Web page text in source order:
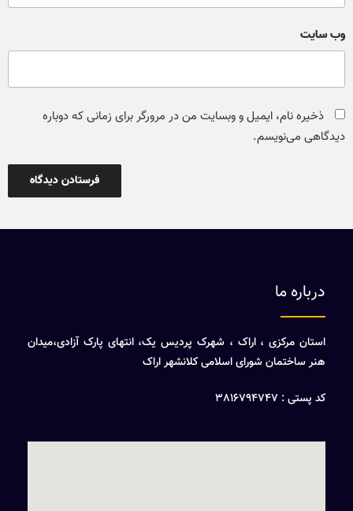
وب‌ سایت
ذخیره نام، ایمیل و وبسایت من در مرورگر برای زمانی که دوباره
دیدگاهی می‌نویسم.
درباره ما
استان مرکزی ، اراک ، شهرک پردیس یک، انتهای پارک آزادی،میدان
هنر ساختمان شورای اسلامی کلانشهر اراک
کد پستی : 3816794747